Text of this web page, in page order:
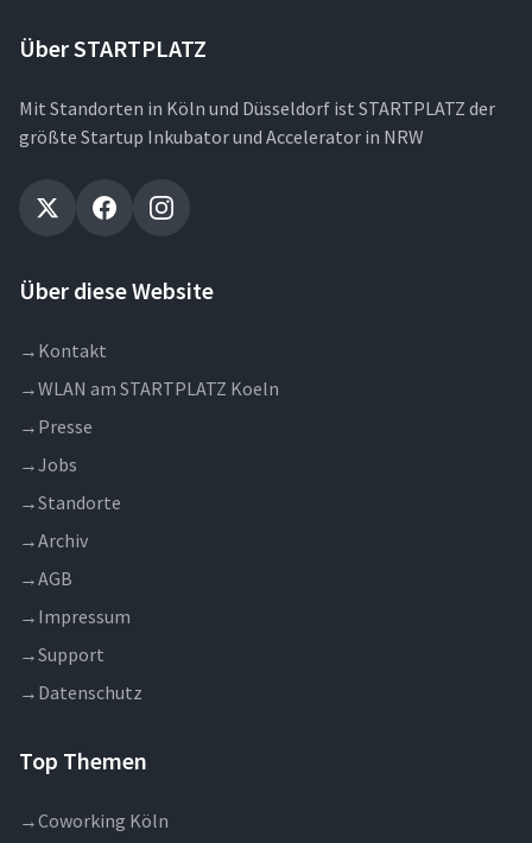
Über STARTPLATZ
Mit Standorten in Köln und Düsseldorf ist STARTPLATZ der
größte Startup Inkubator und Accelerator in NRW
Über diese Website
→ Kontakt
→WLAN am STARTPLATZ Koeln
→ Presse
→Jobs
→Standorte
→Archiv
→AGB
→ Impressum
→Support
→ Datenschutz
Top Themen
→Coworking Köln